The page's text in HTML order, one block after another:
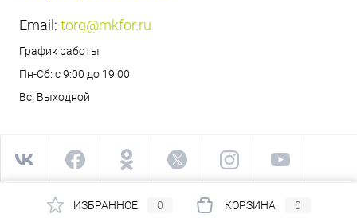
Email: torg@mkfor.ru
График работы
Пн-Сб: с 9:00 до 19:00
Вс: Выходной
ИЗБРАННОЕ 0 КОРЗИНА 0